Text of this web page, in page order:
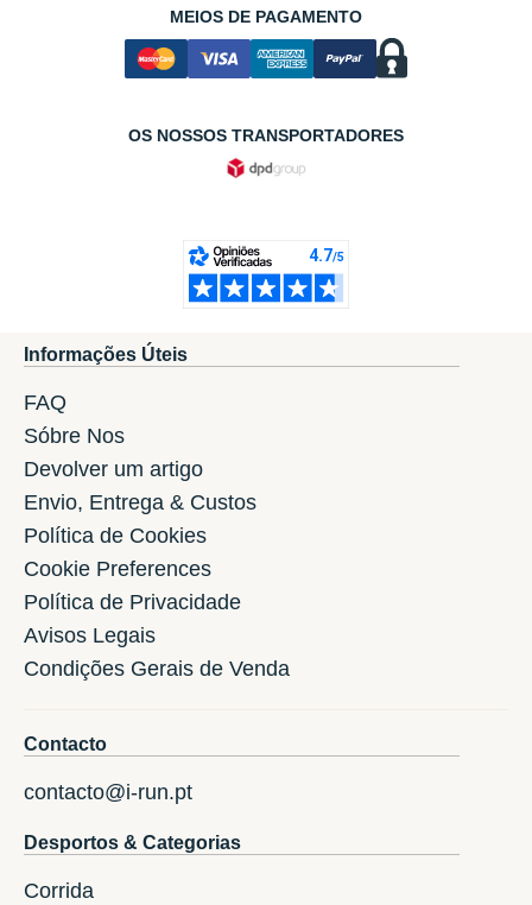
MEIOS DE PAGAMENTO
OS NOSSOS TRANSPORTADORES
Informações Úteis
FAQ
Sóbre Nos
Devolver um artigo
Envio, Entrega & Custos
Política de Cookies
Cookie Preferences
Política de Privacidade
Avisos Legais
Condições Gerais de Venda
Contacto
contacto@i-run.pt
Desportos & Categorias
Corrida